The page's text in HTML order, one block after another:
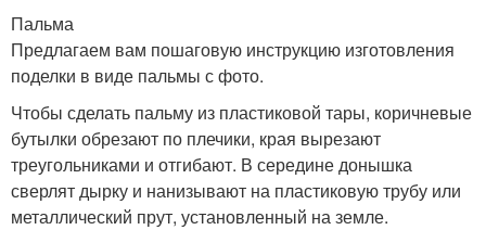
Пальма
Предлагаем вам пошаговую инструкцию изготовления
поделки в виде пальмы с фото.
Чтобы сделать пальму из пластиковой тары, коричневые
бутылки обрезают по плечики, края вырезают
треугольниками и отгибают. В середине донышка
сверлят дырку и нанизывают на пластиковую трубу или
металлический прут, установленный на земле.